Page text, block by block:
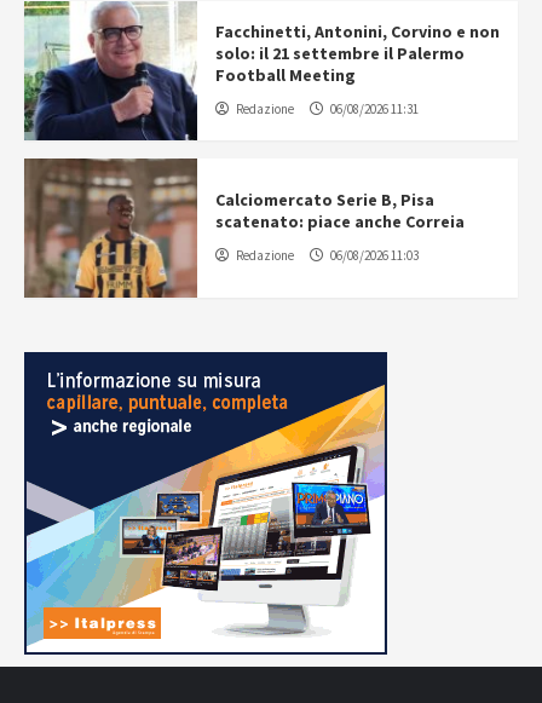
Facchinetti, Antonini, Corvino e non
solo: il 21 settembre il Palermo
Football Meeting
Redazione 06/08/2026 11:31
Calciomercato Serie B, Pisa
scatenato: piace anche Correia
Redazione 06/08/2026 11:03